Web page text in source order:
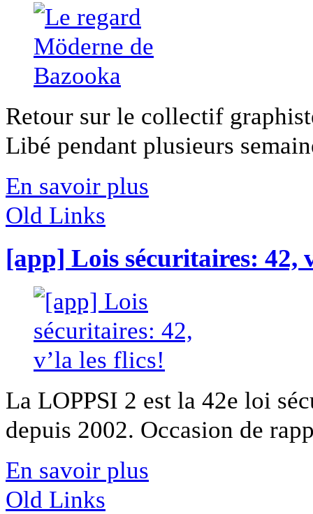
Retour sur le collectif
Libé pendant plusieurs
En savoir plus
Old Links
[app] Lois sécuritaires: 42,
La LOPPSI 2 est la 42e loi
depuis 2002. Occasion de
En savoir plus
Old Links